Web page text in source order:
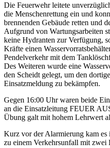
Die Feuerwehr leitete
die Menschenrettung ein und
brennenden Gebäude retten und
Aufgrund von Wartungsarbeiten
keine Hydranten zur Verfügung,
Kräfte einen
Pendelverkehr mit dem
Des Weiteren wurde eine
den Scheidt gelegt, um den
Einsatzmeldung zu bekämpfen.
Gegen 16:00 Uhr waren beide
an die Einsatzleitung FEUER
Übung galt mit hohem Lehrwert
Kurz vor der Alarmierung kam es
zu einem Verkehrsunfall mit zwei